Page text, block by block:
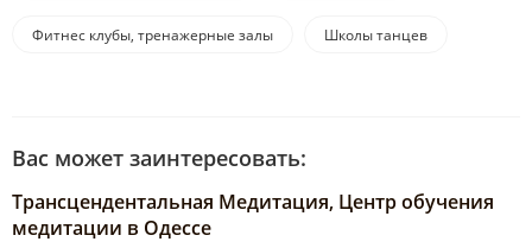
Фитнес клубы, тренажерные залы Школы танцев
Вас может заинтересовать:
Трансцендентальная Медитация, Центр обучения
медитации в Одессе